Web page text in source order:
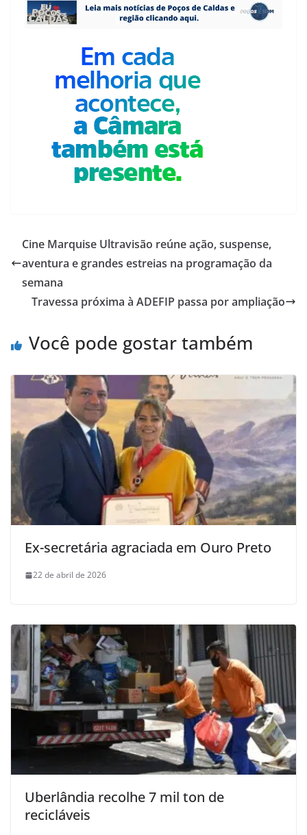
Cine Marquise Ultravisão reúne ação, suspense,
aventura e grandes estreias na programação da
semana
Travessa próxima à ADEFIP passa por ampliação
Você pode gostar também
Ex-secretária agraciada em Ouro Preto
22 de abril de 2026
Uberlândia recolhe 7 mil ton de
recicláveis